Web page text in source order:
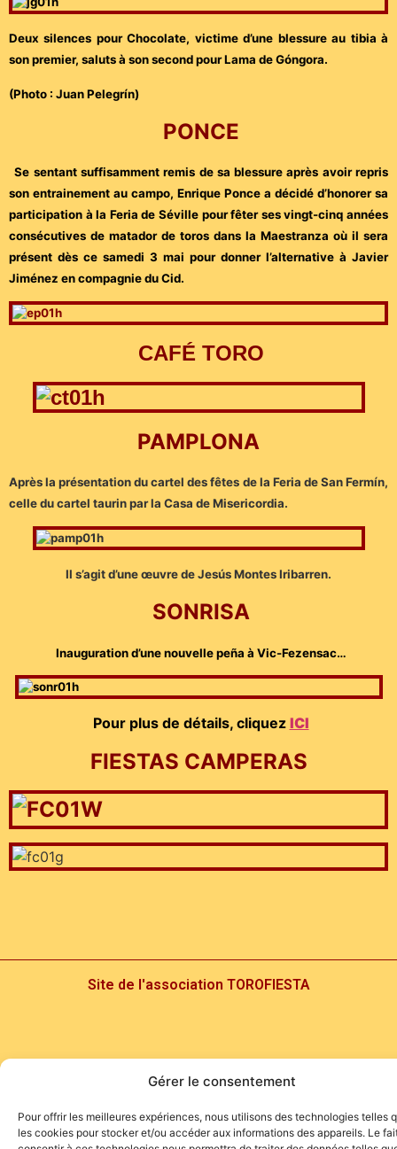
Gérer le consentement
Pour offrir les meilleures expériences, nous utilisons des technologies telles
les cookies pour stocker et/ou accéder aux informations des appareils. Le
Deux silences pour Chocolate, victime d’une blessure au tibia à
son premier, saluts à son second pour Lama de Góngora.
(Photo : Juan Pelegrín)
PONCE
Se sentant suffisamment remis de sa blessure après avoir repris
son entrainement au campo, Enrique Ponce a décidé d’honorer sa
participation à la Feria de Séville pour fêter ses vingt-cinq années
consécutives de matador de toros dans la Maestranza où il sera
présent dès ce samedi 3 mai pour donner l’alternative à Javier
Jiménez en compagnie du Cid.
CAFÉ TORO
PAMPLONA
Après la présentation du cartel des fêtes de la Feria de San Fermín,
celle du cartel taurin par la Casa de Misericordia.
Il s’agit d’une œuvre de Jesús Montes Iribarren.
SONRISA
Inauguration d’une nouvelle peña à Vic-Fezensac…
Pour plus de détails, cliquez ICI
FIESTAS CAMPERAS
Site de l'association TOROFIESTA